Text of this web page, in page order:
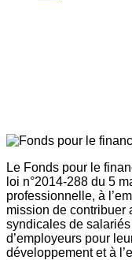
Le Fonds pour le
loi n°2014-288 du 5
professionnelle, à
mission de contribuer
syndicales de
d’employeurs pour
développement et à